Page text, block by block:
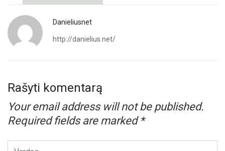
Danieliusnet
http://danielius.net/
Rašyti komentarą
Your email address will not be published.
Required fields are marked *